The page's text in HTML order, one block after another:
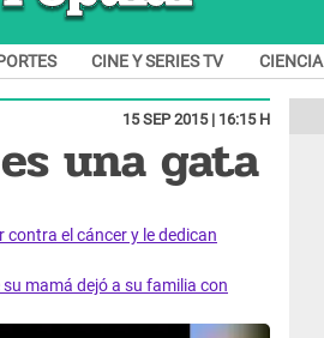
CINE Y SERIES TV CIENCIA
15 SEP 2015 | 16:15 H
una gata
contra el cáncer y le dedican
mamá dejó a su familia con